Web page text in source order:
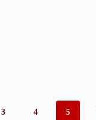
3 4 5